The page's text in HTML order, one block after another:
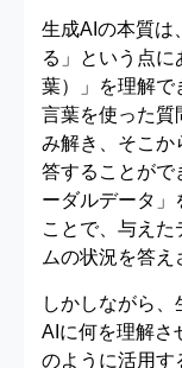
生成AIの本質は
る」という点
葉）」を理解で
言葉を使った質
み解き、そこか
答することがで
ーダルデータ」
ことで、与え
ムの状況を答え
しかしながら
AIに何を理解さ
のように活用す